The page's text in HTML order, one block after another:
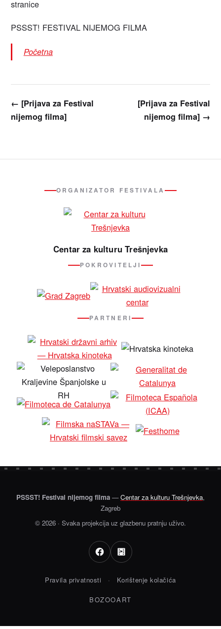
stranice
PSSST! FESTIVAL NIJEMOG FILMA
Početna
← [Prijava za Festival
nijemog filma]
[Prijava za Festival
nijemog filma] →
ORGANIZATOR FESTIVALA
Centar za kulturu Trešnjevka
POKROVITELJI
PARTNERI
PSSST! Festival nijemog filma —Centar za kulturu Trešnjevka,
Zagreb
© 2026 · Svaka projekcija uz glazbenu pratnju uživo.
Pravila privatnosti · Korištenje kolačića
BOZOOART